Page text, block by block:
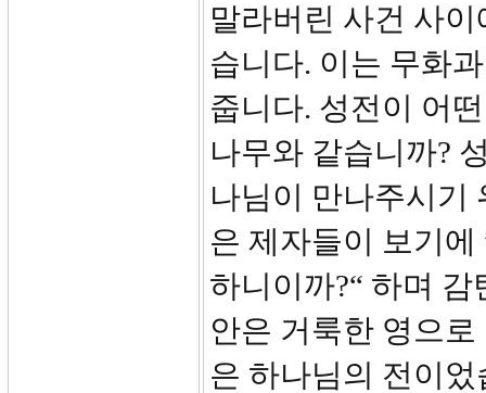
말라버린 사건 사
습니다. 이는 무화
줍니다. 성전이 어
나무와 같습니까?
나님이 만나주시기
은 제자들이 보기
하니이까?“ 하며
안은 거룩한 영으
은 하나님의 전이